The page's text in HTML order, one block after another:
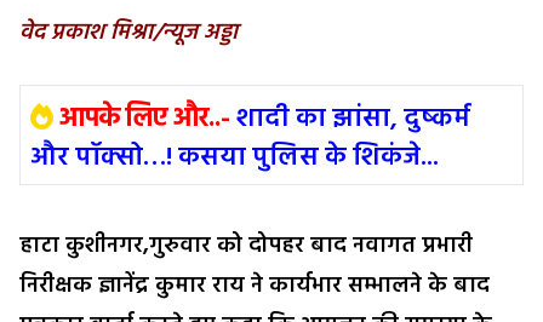
वेदप्रकाश मिश्रा/न्यूज अड्डा
आपके लिए और..-शादी का झांसा, दुष्कर्म
और पॉक्सो…! कसया पुलिस के शिकंजे...
हाटा कुशीनगर,गुरुवार को दोपहर बाद नवागत प्रभारी
निरीक्षक ज्ञानेंद्र कुमार राय ने कार्यभार सम्भालने के बाद